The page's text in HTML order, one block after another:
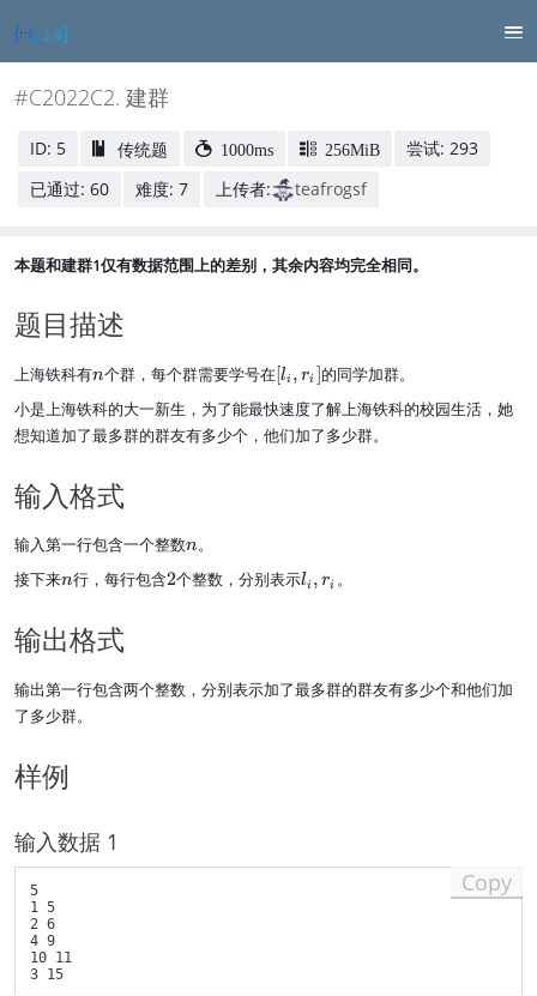
#C2022C2. 建群
ID: 5 传统题 1000ms 256MiB
尝试: 293
已通过: 60
难度: 7 上传者: teafrogsf
本题和建群1仅有数据范围上的差别，其余内容均完全相同。
题目描述
上海铁科有n
n个群，每个群需要学号在[l
i,
r
[li , ri ]的同学加群。
小是上海铁科的大一新生，为了能最快速度了解上海铁科的校园生活，她
想知道加了最多群的群友有多少个，他们加了多少群。
输入格式
输入第一行包含一个整数n
n。
接下来n
n行，每行包含2
2个整数，分别表示l
i
li , ri 。
输出格式
输出第一行包含两个整数，分别表示加了最多群的群友有多少个和他们加
了多少群。
样例
输入数据 1
5
1 5
2 6
4 9
10 11
3 15
Copy